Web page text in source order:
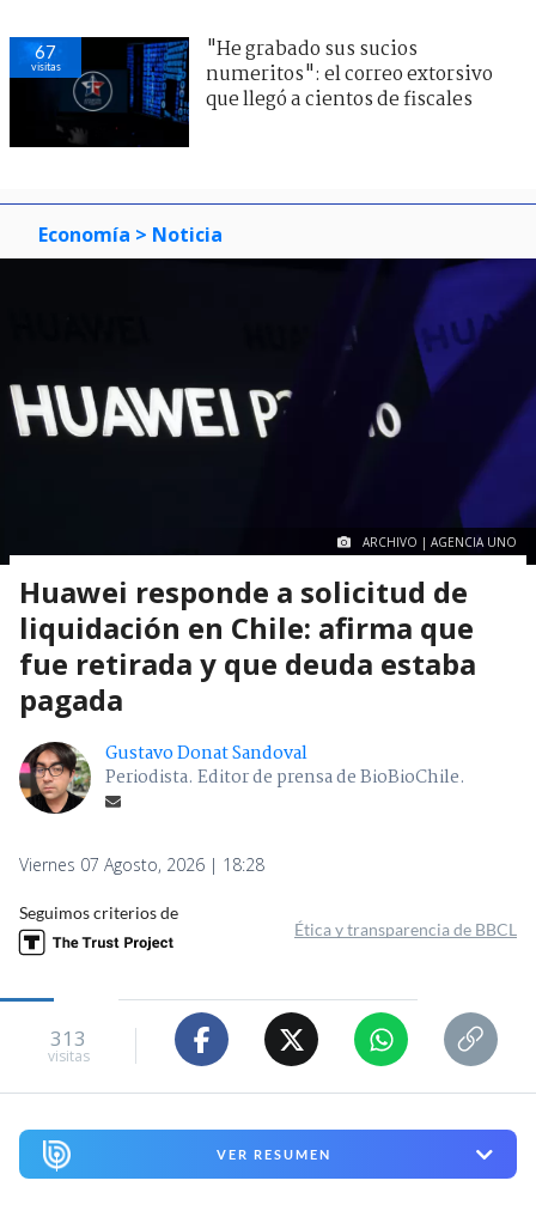
67
visitas
"He grabado sus sucios
numeritos": el correo extorsivo
que llegó a cientos de fiscales
Economía > Noticia
ARCHIVO | AGENCIA UNO
Huawei responde a solicitud de
liquidación en Chile: afirma que
fue retirada y que deuda estaba
pagada
Gustavo Donat Sandoval
Periodista. Editor de prensa de BioBioChile.
Viernes 07 Agosto, 2026 | 18:28
Seguimos criterios de
Ética y transparencia de BBCL
313
visitas
VER RESUMEN